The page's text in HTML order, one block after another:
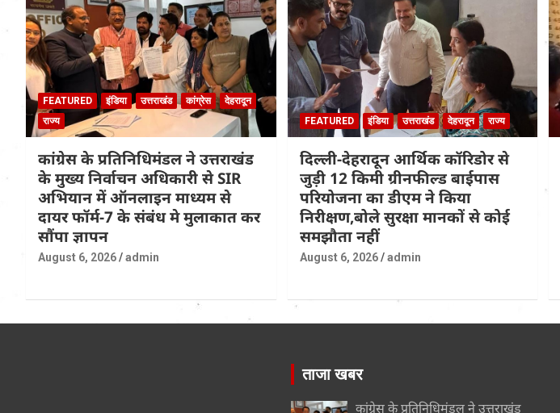
FEATURED इंडिया उत्तराखंड कांग्रेस
देहरादून
राज्य
कांग्रेस के प्रतिनिधिमंडल ने उत्तराखंड
के मुख्य निर्वाचन अधिकारी से SIR
अभियान में ऑनलाइन माध्यम से
दायर फॉर्म-7 के संबंध मे मुलाकात कर
सौंपा ज्ञापन
August 6, 2026 admin
FEATURED इंडिया उत्तराखंड देहरादून राज्य
दिल्ली-देहरादून आर्थिक कॉरिडोर से
जुड़ी 12 किमी ग्रीनफील्ड बाईपास
परियोजना का डीएम ने किया
निरीक्षण,बोले सुरक्षा मानकों से कोई
समझौता नहीं
August 6, 2026 admin
ताजा खबर
कांग्रेस के प्रतिनिधिमंडल ने उत्तराखंड